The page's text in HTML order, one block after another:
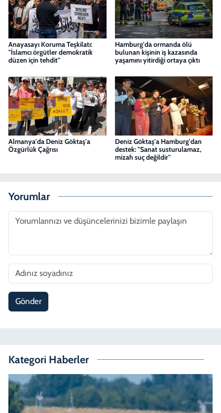
Anayasayı Koruma Teşkilatı:
"İslamcı örgütler demokratik
düzen için tehdit"
Hamburg'da ormanda ölü
bulunan kişinin iş kazasında
yaşamını yitirdiği ortaya çıktı
Almanya'da Deniz Göktaş'a
Özgürlük Çağrısı
Deniz Göktaş'a Hamburg'dan
destek: "Sanat susturulamaz,
mizah suç değildir"
Yorumlar
Gönder
Kategori Haberler